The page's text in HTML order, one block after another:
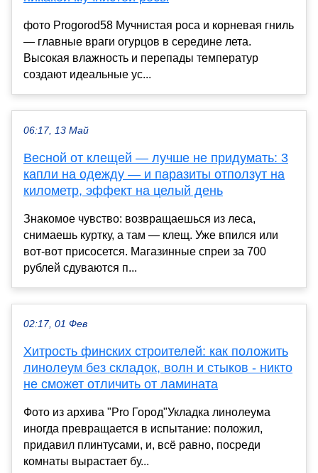
фото Progorod58 Мучнистая роса и корневая гниль
— главные враги огурцов в середине лета.
Высокая влажность и перепады температур
создают идеальные ус...
06:17, 13 Май
Весной от клещей — лучше не придумать: 3
капли на одежду — и паразиты отползут на
километр, эффект на целый день
Знакомое чувство: возвращаешься из леса,
снимаешь куртку, а там — клещ. Уже впился или
вот-вот присосется. Магазинные спреи за 700
рублей сдуваются п...
02:17, 01 Фев
Хитрость финских строителей: как положить
линолеум без складок, волн и стыков - никто
не сможет отличить от ламината
Фото из архива "Pro Город"Укладка линолеума
иногда превращается в испытание: положил,
придавил плинтусами, и, всё равно, посреди
комнаты вырастает бу...